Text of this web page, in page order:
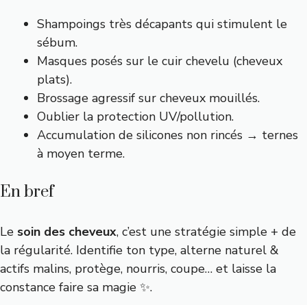
Shampoings très décapants qui stimulent le
sébum.
Masques posés sur le cuir chevelu (cheveux
plats).
Brossage agressif sur cheveux mouillés.
Oublier la protection UV/pollution.
Accumulation de silicones non rincés → ternes
à moyen terme.
En bref
Le soin des cheveux, c’est une stratégie simple + de
la régularité. Identifie ton type, alterne naturel &
actifs malins, protège, nourris, coupe… et laisse la
constance faire sa magie ✨.